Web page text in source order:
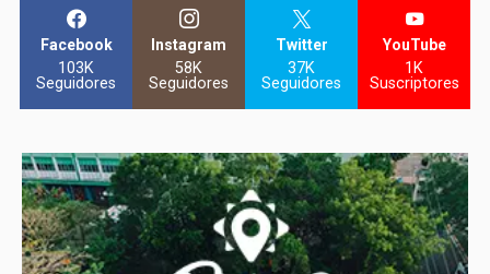
Facebook
103K
Seguidores
Instagram
58K
Seguidores
Twitter
37K
Seguidores
YouTube
1K
Suscriptores